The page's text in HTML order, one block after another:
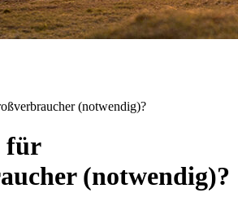
(notwendig)?
für
(notwendig)?